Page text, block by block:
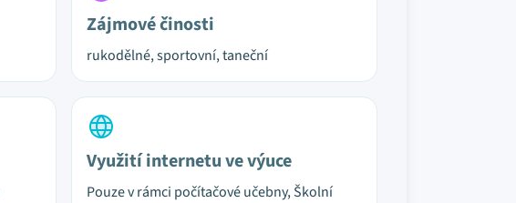
Zájmové činosti
rukodělné, sportovní, taneční
Využití internetu ve výuce
Pouze v rámci počítačové učebny, Školní